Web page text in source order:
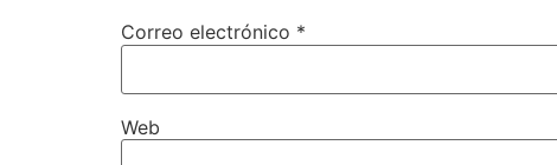
Correo electrónico *
Web